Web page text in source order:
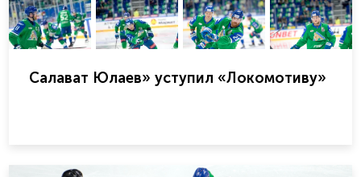
Салават Юлаев» уступил «Локомотиву»